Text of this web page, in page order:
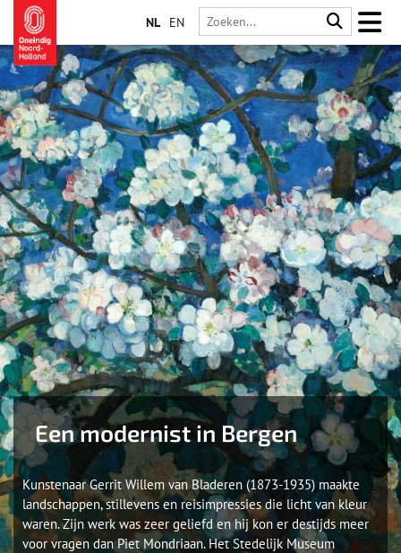
NL EN
Een modernist in Bergen
Kunstenaar Gerrit Willem van Bladeren (1873-1935) maakte
landschappen, stillevens en reisimpressies die licht van kleur
waren. Zijn werk was zeer geliefd en hij kon er destijds meer
voor vragen dan Piet Mondriaan. Het Stedelijk Museum